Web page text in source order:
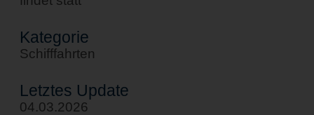
Kategorie
Schifffahrten
Letztes Update
04.03.2026